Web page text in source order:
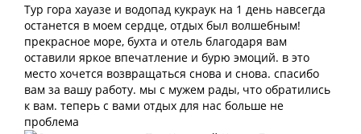
Тур гора хауазе и водопад кукраук на 1 день навсегда
останется в моем сердце, отдых был волшебным!
прекрасное море, бухта и отель благодаря вам
оставили яркое впечатление и бурю эмоций. в это
место хочется возвращаться снова и снова. спасибо
вам за вашу работу. мы с мужем рады, что обратились
к вам. теперь с вами отдых для нас больше не
проблема